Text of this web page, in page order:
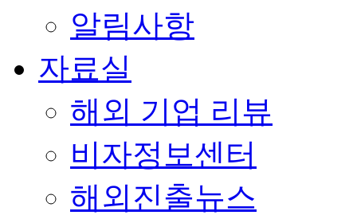
알림사항
자료실
해외 기업 리뷰
비자정보센터
해외진출뉴스